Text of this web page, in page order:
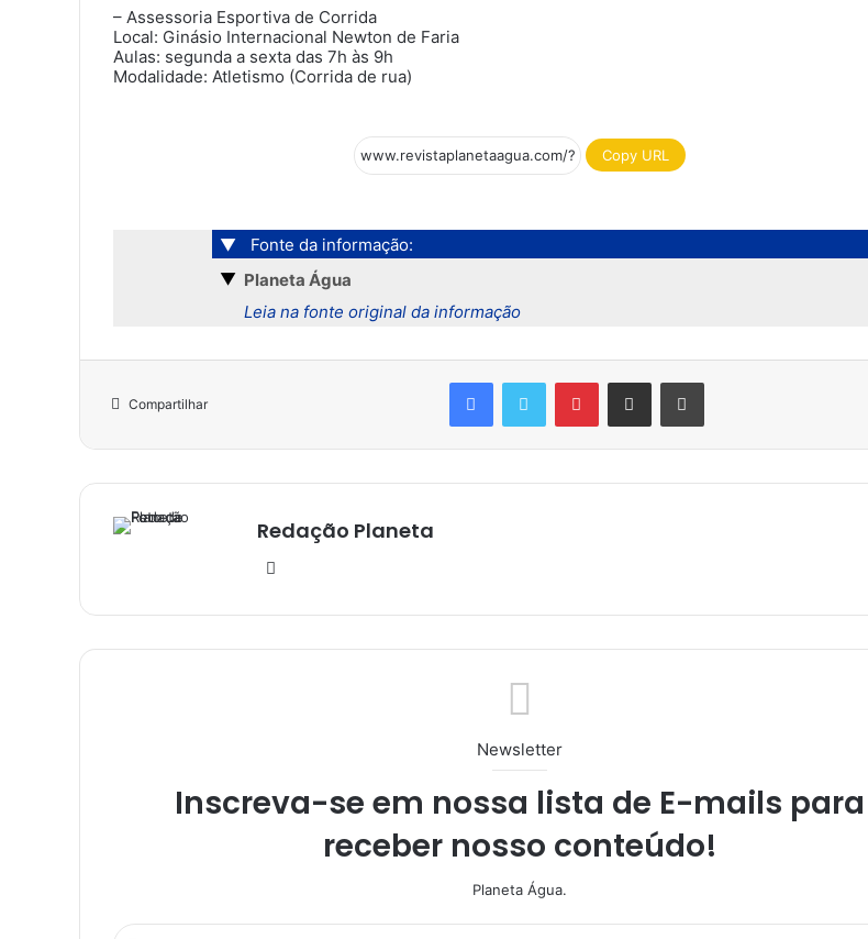
– Assessoria Esportiva de Corrida
Local: Ginásio Internacional Newton de Faria
Aulas: segunda a sexta das 7h às 9h
Modalidade: Atletismo (Corrida de rua)
Copy URL
▼
Fonte da informação:
▼ Planeta Água
Leia na fonte original da informação
Compartilhar
Facebook Twitter Pinterest Compartilhar via e-mail Imprimir
Redação Planeta
te
Newsletter
Inscreva-se em nossa lista de E-mails para
receber nosso conteúdo!
Planeta Água.
I